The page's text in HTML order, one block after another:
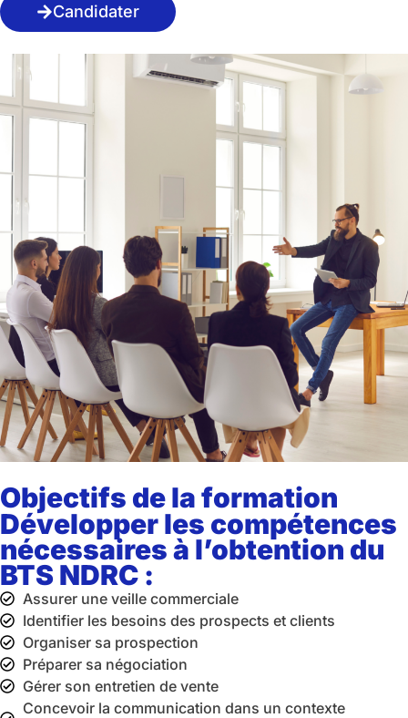
Candidater
Objectifs de la formation
Développer les compétences
nécessaires à l’obtention du
BTS NDRC :
Assurer une veille commerciale
Identifier les besoins des prospects et clients
Organiser sa prospection
Préparer sa négociation
Gérer son entretien de vente
Concevoir la communication dans un contexte